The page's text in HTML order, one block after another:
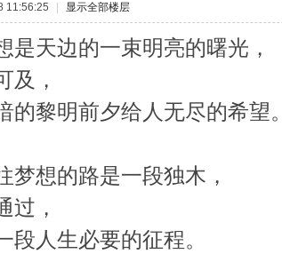
11:56:25 显示全部楼层
是天边的一束明亮的曙光，
及，
的黎明前夕给人无尽的希望。
梦想的路是一段独木，
过，
段人生必要的征程。